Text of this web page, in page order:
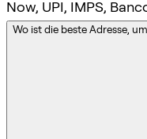
Now, UPI, IMPS,
Wo ist die beste Adresse,